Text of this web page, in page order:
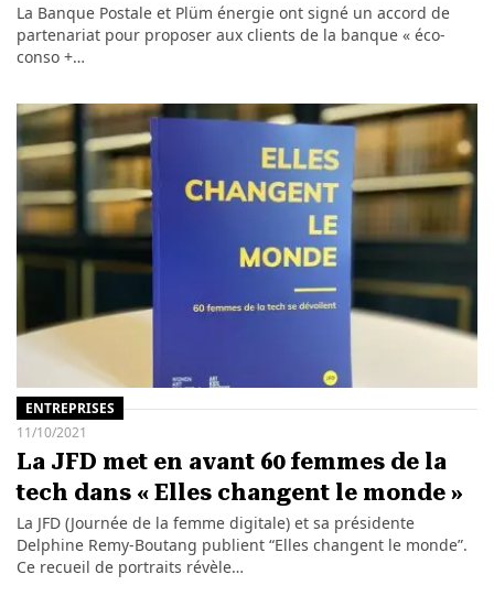
La Banque Postale et Plüm énergie ont signé un accord de
partenariat pour proposer aux clients de la banque « éco-
conso +…
ENTREPRISES
11/10/2021
La JFD met en avant 60 femmes de la
tech dans « Elles changent le monde »
La JFD (Journée de la femme digitale) et sa présidente
Delphine Remy-Boutang publient “Elles changent le monde”.
Ce recueil de portraits révèle…